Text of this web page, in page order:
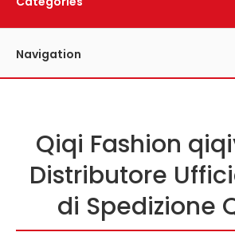
Navigation
Qiqi Fashion
Distributore
di Spedizione